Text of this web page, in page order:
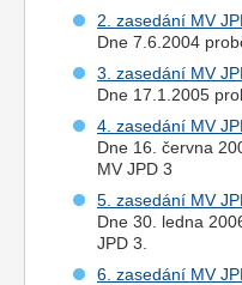
2. zasedání MV
Dne 7.6.2004
3. zasedání MV
Dne 17.1.2005
4. zasedání MV
Dne 16. června
MV JPD 3
5. zasedání MV
Dne 30. ledna
JPD 3.
6. zasedání MV